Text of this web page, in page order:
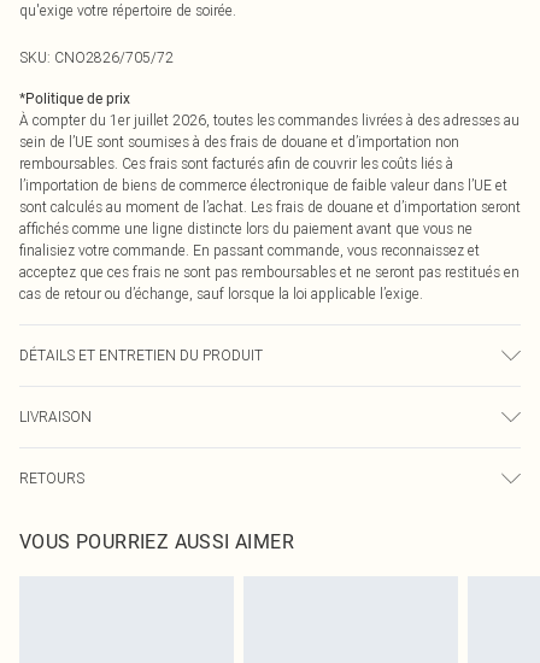
qu'exige votre répertoire de soirée.
SKU: CNO2826/705/72
*Politique de prix
À compter du 1er juillet 2026, toutes les commandes livrées à des adresses au
sein de l’UE sont soumises à des frais de douane et d’importation non
remboursables. Ces frais sont facturés afin de couvrir les coûts liés à
l’importation de biens de commerce électronique de faible valeur dans l’UE et
sont calculés au moment de l’achat. Les frais de douane et d’importation seront
affichés comme une ligne distincte lors du paiement avant que vous ne
finalisiez votre commande. En passant commande, vous reconnaissez et
acceptez que ces frais ne sont pas remboursables et ne seront pas restitués en
cas de retour ou d’échange, sauf lorsque la loi applicable l’exige.
DÉTAILS ET ENTRETIEN DU PRODUIT
déteindre.
LIVRAISON
Livraison express France
Jusqu'à 2-3 jours ouvrables
RETOURS
pour nous retourner un article.
Veuillez noter que nous ne pouvons pas rembourser les masques tendance, les
VOUS POURRIEZ AUSSI AIMER